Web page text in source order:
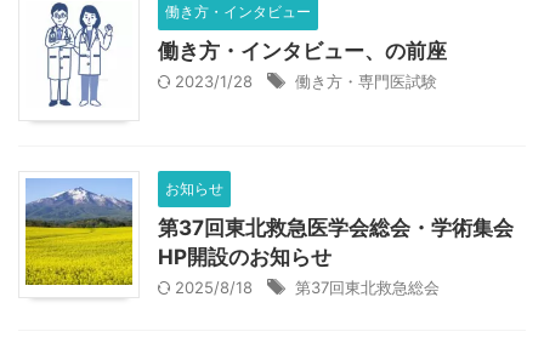
働き方・インタビュー
働き方・インタビュー、の前座
2023/1/28 働き方・専門医試験
お知らせ
第37回東北救急医学会総会・学術集会
HP開設のお知らせ
2025/8/18 第37回東北救急総会